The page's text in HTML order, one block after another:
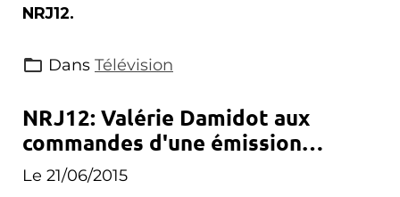
NRJ12.
Dans Télévision
NRJ12: Valérie Damidot aux
commandes d'une émission
scientifique à la rentrée
Le 21/06/2015